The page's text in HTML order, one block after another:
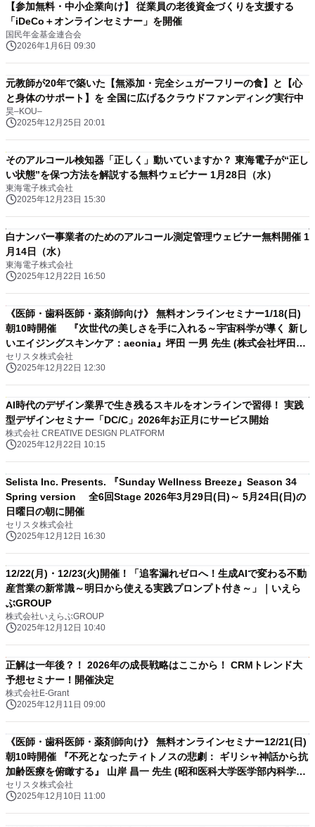
【参加無料・中小企業向け】 従業員の老後資金づくりを支援する
「iDeCo＋オンラインセミナー」を開催
国民年金基金連合会
2026年1月6日 09:30
元教師が20年で築いた【無添加・完全シュガーフリーの食】と【心
と身体のサポート】を 全国に広げるクラウドファンディング実行中
昊–KOU–
2025年12月25日 20:01
そのアルコール検知器「正しく」動いていますか？ 東海電子が“正し
い状態”を保つ方法を解説する無料ウェビナー 1月28日（水）
東海電子株式会社
2025年12月23日 15:30
白ナンバー事業者のためのアルコール測定管理ウェビナー無料開催 1
月14日（水）
東海電子株式会社
2025年12月22日 16:50
《医師・歯科医師・薬剤師向け》 無料オンラインセミナー1/18(日)
朝10時開催 『次世代の美しさを手に入れる～宇宙科学が導く 新し
いエイジングスキンケア：aeonia』坪田 一男 先生 (株式会社坪田ラ
ボ / 代表取締役社長CEO)、 Dr. Kyle Landry (Co-founder and
President of Delavie Sciences, Ph.D)
セリスタ株式会社
2025年12月22日 12:30
AI時代のデザイン業界で生き残るスキルをオンラインで習得！ 実践
型デザインセミナー「DC/C」2026年お正月にサービス開始
株式会社 CREATIVE DESIGN PLATFORM
2025年12月22日 10:15
Selista Inc. Presents. 『Sunday Wellness Breeze』Season 34
Spring version 全6回Stage 2026年3月29日(日)～ 5月24日(日)の
日曜日の朝に開催
セリスタ株式会社
2025年12月12日 16:30
12/22(月)・12/23(火)開催！「追客漏れゼロへ！生成AIで変わる不動
産営業の新常識～明日から使える実践プロンプト付き～」｜いえら
ぶGROUP
株式会社いえらぶGROUP
2025年12月12日 10:40
正解は一年後？！ 2026年の成長戦略はここから！ CRMトレンド大
予想セミナー！開催決定
株式会社E-Grant
2025年12月11日 09:00
《医師・歯科医師・薬剤師向け》 無料オンラインセミナー12/21(日)
朝10時開催 『不死となったティトノスの悲劇： ギリシャ神話から抗
加齢医療を俯瞰する』 山岸 昌一 先生 (昭和医科大学医学部内科学講
座糖尿病 ・代謝・内分泌内科学部門 / 主任教授)
セリスタ株式会社
2025年12月10日 11:00